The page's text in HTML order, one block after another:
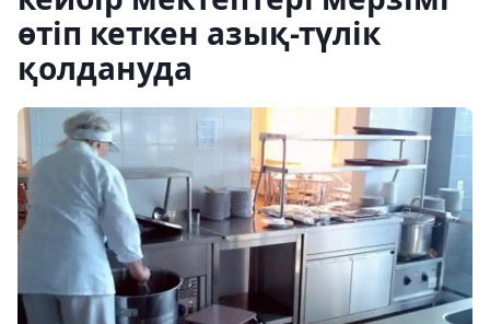
өтіп кеткен азық-түлік
қолдануда